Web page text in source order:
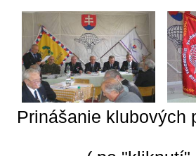
Prinášanie klubových